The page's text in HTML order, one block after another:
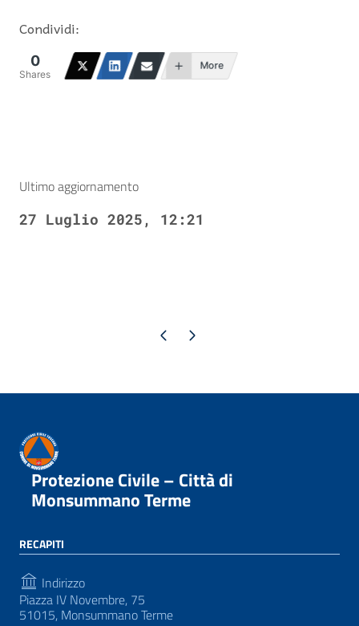
Condividi:
0
Shares
More
Ultimo aggiornamento
27 Luglio 2025, 12:21
Pagina precedente
Pagina successiva
Protezione Civile – Città di
Monsummano Terme
RECAPITI
Indirizzo
Piazza IV Novembre, 75
51015, Monsummano Terme